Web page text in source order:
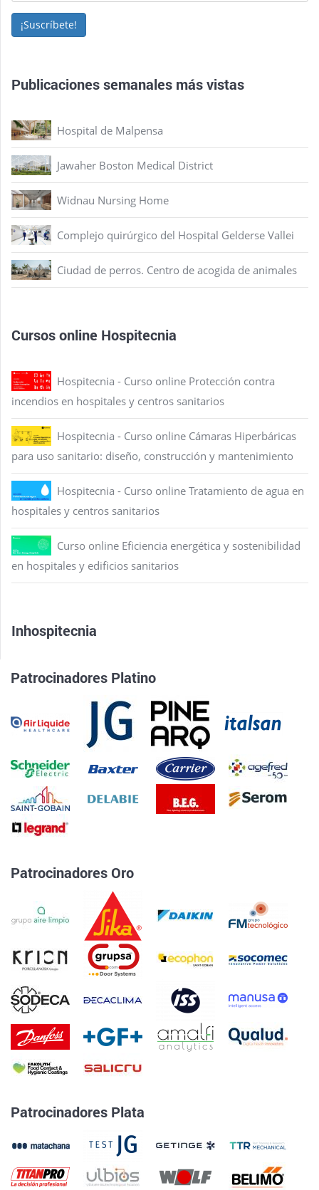
¡Suscríbete!
Publicaciones semanales más vistas
Hospital de Malpensa
Jawaher Boston Medical District
Widnau Nursing Home
Complejo quirúrgico del Hospital Gelderse Vallei
Ciudad de perros. Centro de acogida de animales
Cursos online Hospitecnia
Hospitecnia - Curso online Protección contra
incendios en hospitales y centros sanitarios
Hospitecnia - Curso online Cámaras Hiperbáricas
para uso sanitario: diseño, construcción y mantenimiento
Hospitecnia - Curso online Tratamiento de agua en
hospitales y centros sanitarios
Curso online Eficiencia energética y sostenibilidad
en hospitales y edificios sanitarios
Inhospitecnia
Patrocinadores Platino
Patrocinadores Oro
Patrocinadores Plata